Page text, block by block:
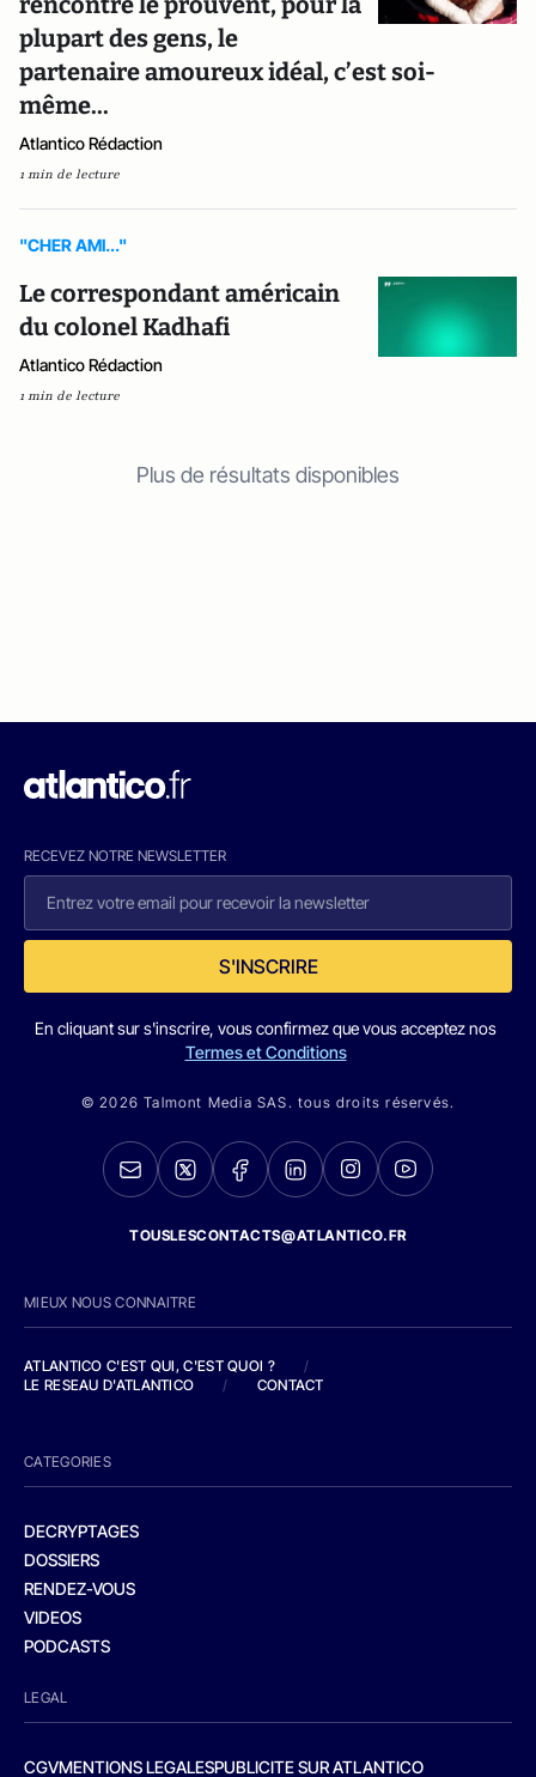
plupart des gens, le
partenaire amoureux idéal, c’est soi-
même...
Atlantico Rédaction
1 min de lecture
"CHER AMI..."
Le correspondant américain
du colonel Kadhafi
Atlantico Rédaction
1 min de lecture
Plus de résultats disponibles
RECEVEZ NOTRE NEWSLETTER
S'INSCRIRE
En cliquant sur s'inscrire, vous confirmez que vous acceptez nos
Termes et Conditions
© 2026 Talmont Media SAS. tous droits réservés.
TOUSLESCONTACTS@ATLANTICO.FR
MIEUX NOUS CONNAITRE
ATLANTICO C'EST QUI, C'EST QUOI ?
/
LE RESEAU D'ATLANTICO
/ CONTACT
CATEGORIES
DECRYPTAGES
DOSSIERS
RENDEZ-VOUS
VIDEOS
PODCASTS
LEGAL
CGVMENTIONS LEGALESPUBLICITE SUR ATLANTICO